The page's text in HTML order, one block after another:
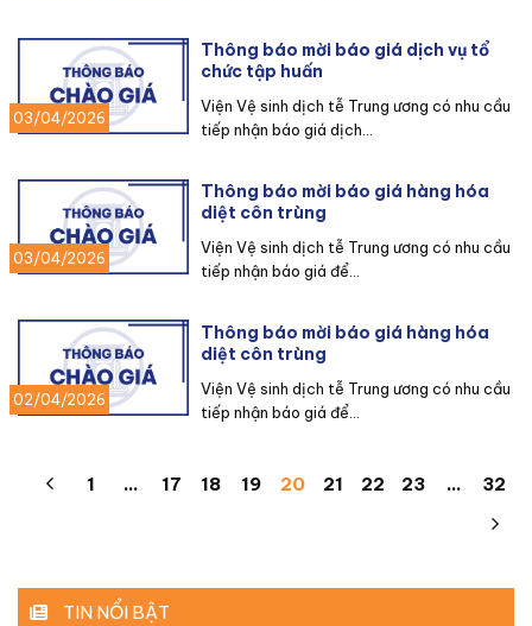
03/04/2026
Thông báo mời báo giá dịch vụ tổ
chức tập huấn
Viện Vệ sinh dịch tễ Trung ương có nhu cầu
tiếp nhận báo giá dịch...
03/04/2026
Thông báo mời báo giá hàng hóa
diệt côn trùng
Viện Vệ sinh dịch tễ Trung ương có nhu cầu
tiếp nhận báo giá để...
02/04/2026
Thông báo mời báo giá hàng hóa
diệt côn trùng
Viện Vệ sinh dịch tễ Trung ương có nhu cầu
tiếp nhận báo giá để...
1 … 17 18 19 20 21 22 23 … 32
TIN NỔI BẬT